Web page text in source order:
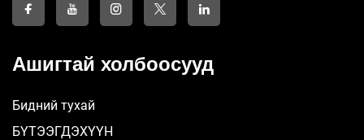
Ашигтай холбоосууд
Бидний тухай
БҮТЭЭГДЭХҮҮН